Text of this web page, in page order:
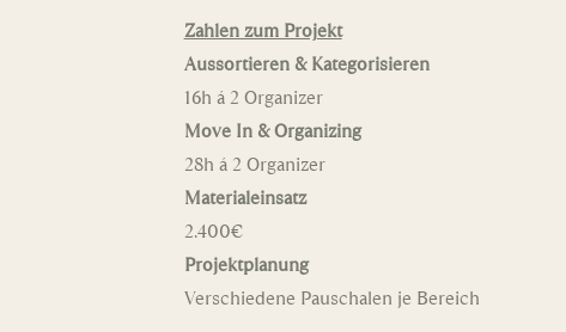
Zahlen zum Projekt
Aussortieren & Kategorisieren
16h á 2 Organizer
Move In & Organizing
28h á 2 Organizer
Materialeinsatz
2.400€
Projektplanung
Verschiedene Pauschalen je Bereich​